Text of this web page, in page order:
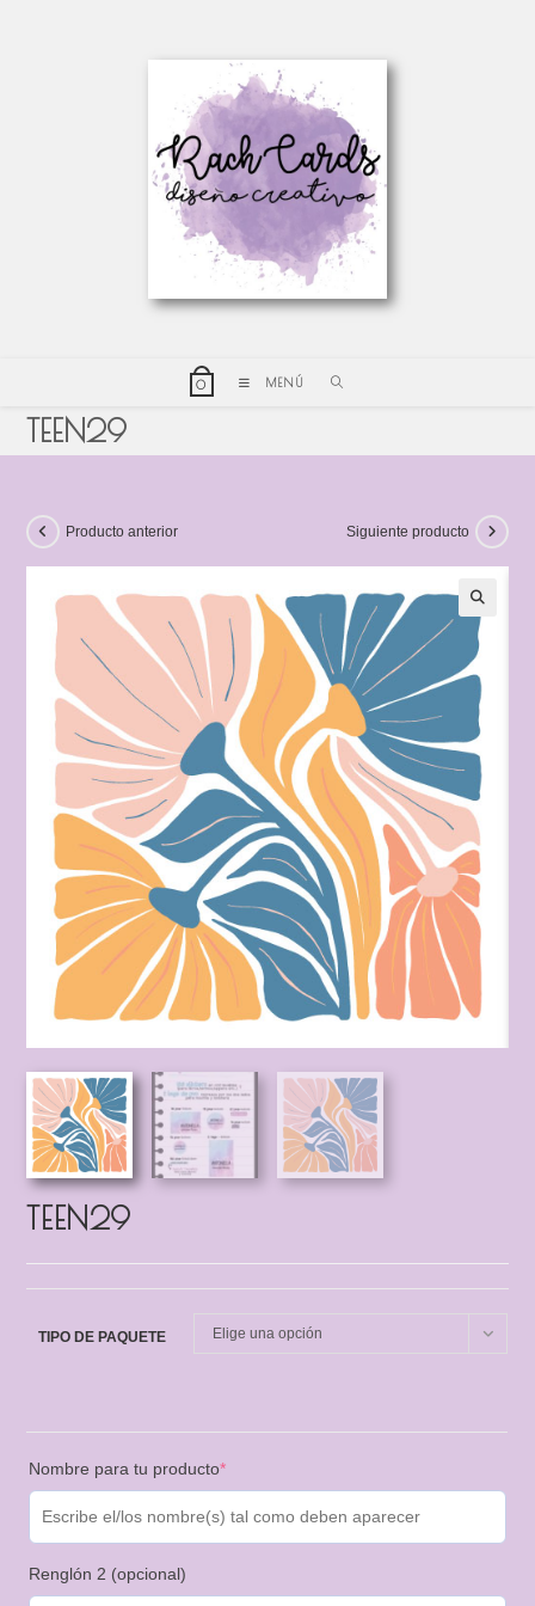
0 MENÚ
TEEN29
Producto anterior Siguiente producto
TEEN29
TIPO DE PAQUETE Elige una opción
Nombre para tu producto*
Renglón 2 (opcional)